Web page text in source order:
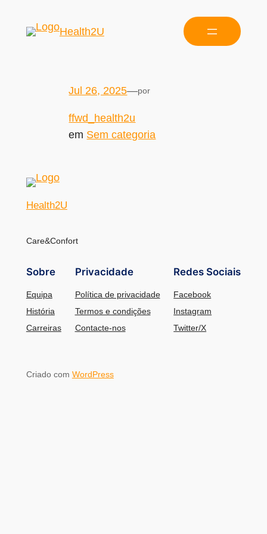
Health2U
Jul 26, 2025—por
ffwd_health2u
em Sem categoria
Health2U
Care&Confort
Sobre
Equipa
História
Carreiras
Privacidade
Política de privacidade
Termos e condições
Contacte-nos
Redes Sociais
Facebook
Instagram
Twitter/X
Criado com WordPress